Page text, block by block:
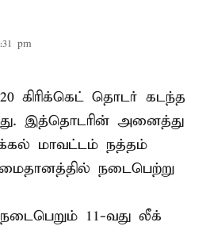
pm
கிரிக்கெட் தொடர் கடந்த
இத்தொடரின் அனைத்து
மாவட்டம் நத்தம்
நடைபெற்று
11-வது லீக்